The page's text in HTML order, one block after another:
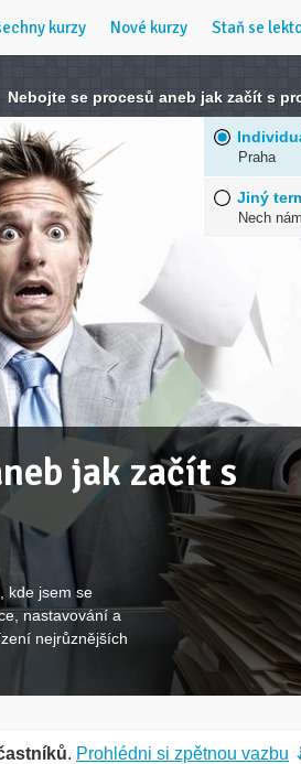
kurzy Nové kurzy Staň se
Nebojte se procesů aneb jak začít s
jak začít s
kde jsem se
nastavování a
nejrůznějších
Praha
Jiný
Nech
. Prohlédni si zpětnou vazbu